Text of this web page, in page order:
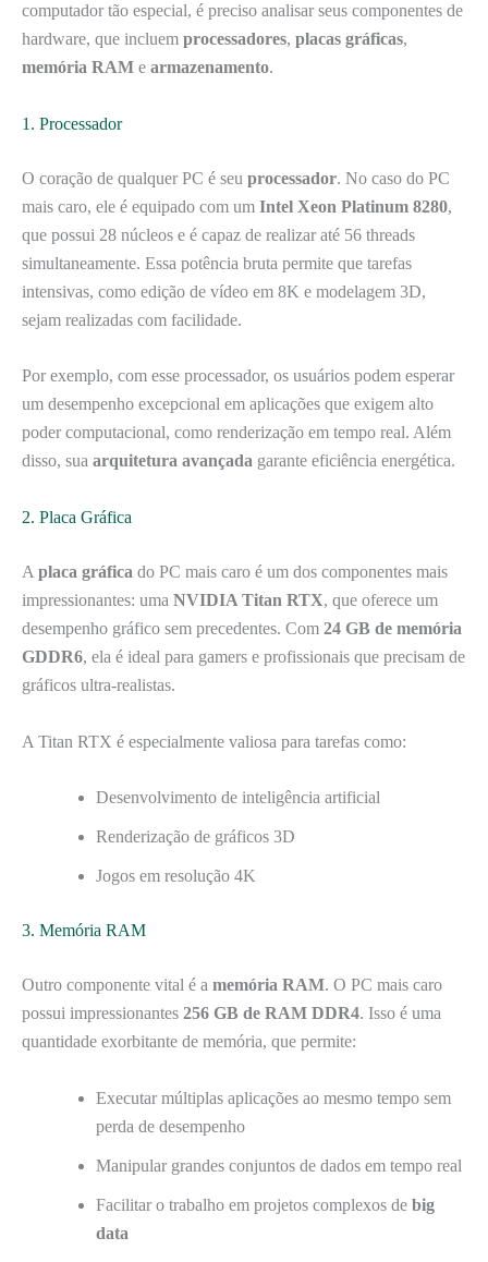
computador tão especial, é preciso analisar seus componentes de
hardware, que incluem processadores, placas gráficas,
memória RAM e armazenamento.
1. Processador
O coração de qualquer PC é seu processador. No caso do PC
mais caro, ele é equipado com um Intel Xeon Platinum 8280,
que possui 28 núcleos e é capaz de realizar até 56 threads
simultaneamente. Essa potência bruta permite que tarefas
intensivas, como edição de vídeo em 8K e modelagem 3D,
sejam realizadas com facilidade.
Por exemplo, com esse processador, os usuários podem esperar
um desempenho excepcional em aplicações que exigem alto
poder computacional, como renderização em tempo real. Além
disso, sua arquitetura avançada garante eficiência energética.
2. Placa Gráfica
A placa gráfica do PC mais caro é um dos componentes mais
impressionantes: uma NVIDIA Titan RTX, que oferece um
desempenho gráfico sem precedentes. Com 24 GB de memória
GDDR6, ela é ideal para gamers e profissionais que precisam de
gráficos ultra-realistas.
A Titan RTX é especialmente valiosa para tarefas como:
Desenvolvimento de inteligência artificial
Renderização de gráficos 3D
Jogos em resolução 4K
3. Memória RAM
Outro componente vital é a memória RAM. O PC mais caro
possui impressionantes 256 GB de RAM DDR4. Isso é uma
quantidade exorbitante de memória, que permite:
Executar múltiplas aplicações ao mesmo tempo sem
perda de desempenho
Manipular grandes conjuntos de dados em tempo real
Facilitar o trabalho em projetos complexos de big
data